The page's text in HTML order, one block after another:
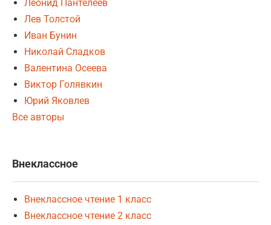
Леонид Пантелеев
Лев Толстой
Иван Бунин
Николай Сладков
Валентина Осеева
Виктор Голявкин
Юрий Яковлев
Все авторы
Внеклассное
Внеклассное чтение 1 класс
Внеклассное чтение 2 класс